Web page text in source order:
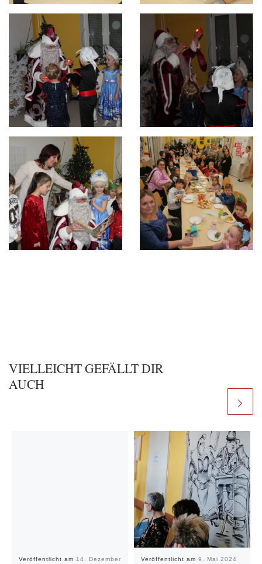
VIELLEICHT GEFÄLLT DIR
AUCH
Veröffentlicht am 14. Dezember
Veröffentlicht am 9. Mai 2024